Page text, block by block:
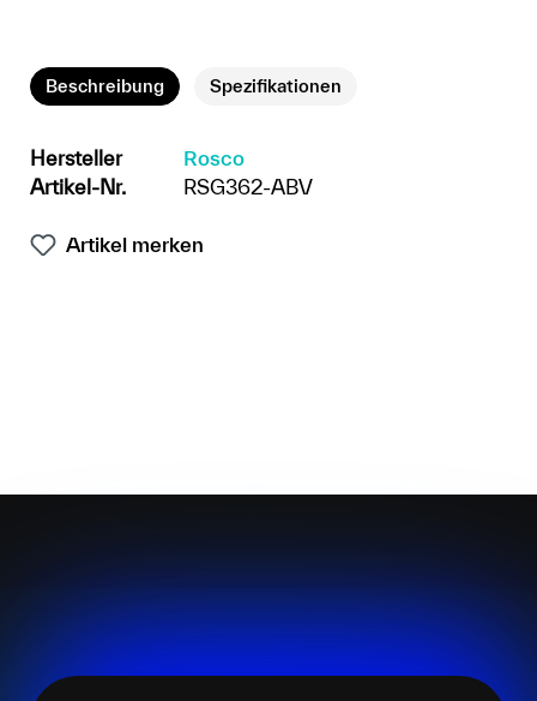
Beschreibung Spezifikationen
Hersteller
Rosco
Artikel-Nr.
RSG362-ABV
Artikel merken